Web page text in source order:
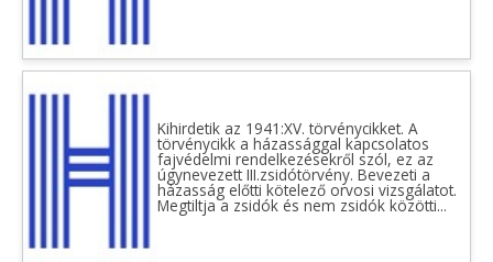
Kihirdetik az 1941:XV. törvénycikket. A
törvénycikk a házassággal kapcsolatos
fajvédelmi rendelkezésekről szól, ez az
úgynevezett III.zsidótörvény. Bevezeti a
házasság előtti kötelező orvosi vizsgálatot.
Megtiltja a zsidók és nem zsidók közötti...